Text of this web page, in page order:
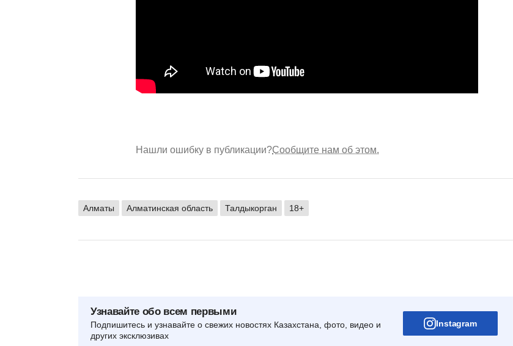
Нашли ошибку в публикации?Сообщите нам об этом.
Алматы Алматинская область Талдыкорган 18+
Узнавайте обо всем первыми
Подпишитесь и узнавайте о свежих новостях Казахстана, фото, видео и
других эксклюзивах
Instagram